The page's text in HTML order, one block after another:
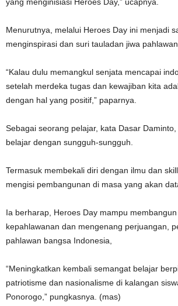
yang menginisiasi Heroes Day,” ucapnya.
Menurutnya, melalui Heroes Day ini menjadi
menginspirasi dan suri tauladan jiwa
“Kalau dulu memangkul senjata mencapai
setelah merdeka tugas dan kewajiban kita
dengan hal yang positif,” paparnya.
Sebagai seorang pelajar, kata Dasar
belajar dengan sungguh-sungguh.
Termasuk membekali diri dengan ilmu dan
mengisi pembangunan di masa yang akan
Ia berharap, Heroes Day mampu
kepahlawanan dan mengenang perjuangan,
pahlawan bangsa Indonesia,
“Meningkatkan kembali semangat belajar
patriotisme dan nasionalisme di kalangan
Ponorogo,” pungkasnya. (mas)